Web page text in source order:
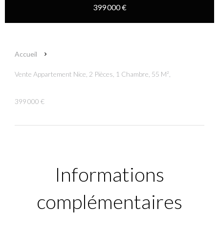
399 000 €
Accueil
Vente Appartement Nice, 2 Pièces, 1 Chambre, 55 M²,
399 000 €
Informations
complémentaires